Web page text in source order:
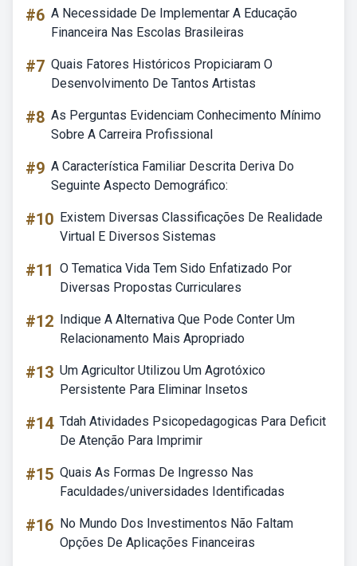
#6 A Necessidade De Implementar A Educação
Financeira Nas Escolas Brasileiras
#7 Quais Fatores Históricos Propiciaram O
Desenvolvimento De Tantos Artistas
#8 As Perguntas Evidenciam Conhecimento Mínimo
Sobre A Carreira Profissional
#9 A Característica Familiar Descrita Deriva Do
Seguinte Aspecto Demográfico:
#10 Existem Diversas Classificações De Realidade
Virtual E Diversos Sistemas
#11 O Tematica Vida Tem Sido Enfatizado Por
Diversas Propostas Curriculares
#12 Indique A Alternativa Que Pode Conter Um
Relacionamento Mais Apropriado
#13 Um Agricultor Utilizou Um Agrotóxico
Persistente Para Eliminar Insetos
#14 Tdah Atividades Psicopedagogicas Para Deficit
De Atenção Para Imprimir
#15 Quais As Formas De Ingresso Nas
Faculdades/universidades Identificadas
#16 No Mundo Dos Investimentos Não Faltam
Opções De Aplicações Financeiras